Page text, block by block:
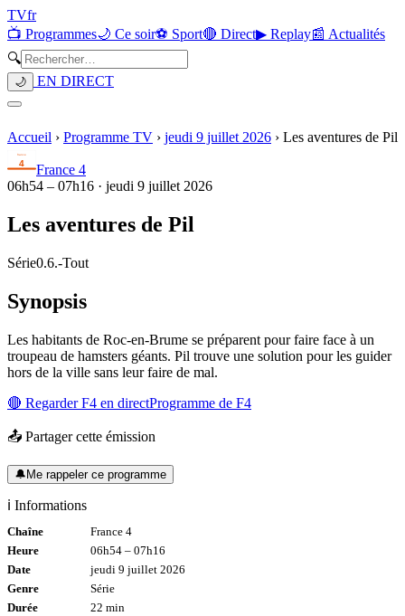
TVfr
📺 Programmes🌙 Ce soir⚽ Sport🔴 Direct▶ Replay📰 Actualités
🔍
🌙 EN DIRECT
Accueil › Programme TV › jeudi 9 juillet 2026 › Les aventures de Pil
France 4
06h54 – 07h16 · jeudi 9 juillet 2026
Les aventures de Pil
Série0.6.-Tout
Synopsis
Les habitants de Roc-en-Brume se préparent pour faire face à un
troupeau de hamsters géants. Pil trouve une solution pour les guider
hors de la ville sans leur faire de mal.
🔴 RegarderF4 en directProgramme de F4
📤 Partager cette émission
🔔Me rappeler ce programme
ℹ️ Informations
Chaîne
France 4
Heure
06h54 – 07h16
Date
jeudi 9 juillet 2026
Genre
Série
Durée
22 min